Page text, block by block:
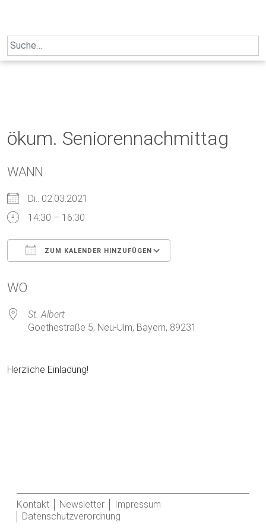
Search
for:
ökum. Seniorennachmittag
WANN
Di.. 02.03.2021
14:30 – 16:30
ZUM KALENDER HINZUFÜGEN
WO
St. Albert
Goethestraße 5, Neu-Ulm, Bayern, 89231
Herzliche Einladung!
Kontakt Newsletter
Impressum
Datenschutzverordnung